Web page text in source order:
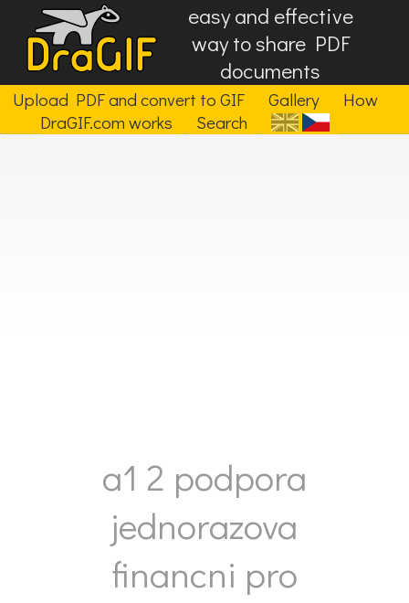
easy and effective
way to share PDF
documents
Upload PDF and convert to GIF Gallery
How
DraGIF.com works
Search
a1 2 podpora
jednorazova
financni pro